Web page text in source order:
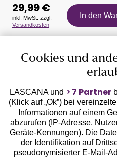
Auszeichnungen
Geprüfte
29,99 €
inkl. MwSt. zzgl.
Versandkosten
In den
Cookies und
LASCANA und 7 Partner
(Klick auf „Ok”) bei
Informationen auf einem
abzurufen (IP-Adresse,
Geräte-Kennungen). Die
der Identifikation auf
pseudonymisierter E-Mail-